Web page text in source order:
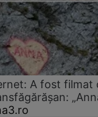
A fost filmat